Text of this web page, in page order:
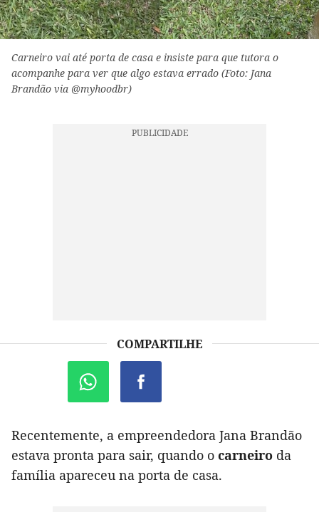
Carneiro vai até porta de casa e insiste para que tutora o
acompanhe para ver que algo estava errado (Foto: Jana
Brandão via @myhoodbr)
COMPARTILHE
Recentemente, a empreendedora Jana Brandão
estava pronta para sair, quando o carneiro da
família apareceu na porta de casa.